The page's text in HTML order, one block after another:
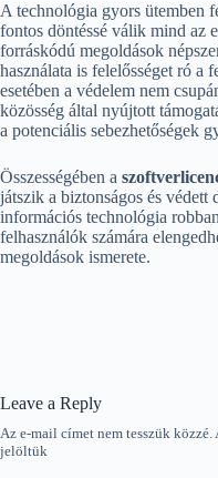
A technológia gyors ütemben
fontos döntéssé válik mind az
forráskódú megoldások
használata is felelősséget ró a
esetében a védelem nem
közösség által nyújtott
a potenciális sebezhetőségek
Összességében a
játszik a biztonságos és
információs technológia
felhasználók számára
megoldások ismerete.
Leave a Reply
Az e-mail címet nem tesszük közzé.
jelöltük